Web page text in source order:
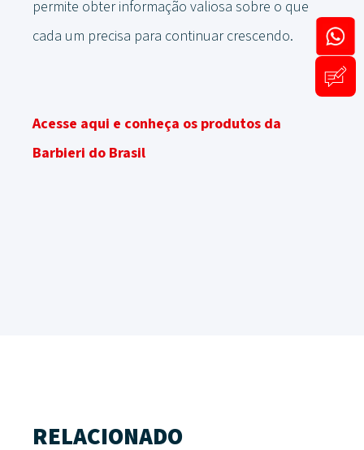
permite obter informação valiosa sobre o que
cada um precisa para continuar crescendo.
Acesse aqui e conheça os produtos da
Barbieri do Brasil
RELACIONADO